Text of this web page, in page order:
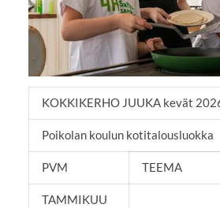
KOKKIKERHO JUUKA kevät
Poikolan koulun kotitalousluokka
PVM TEEMA
TAMMIKUU